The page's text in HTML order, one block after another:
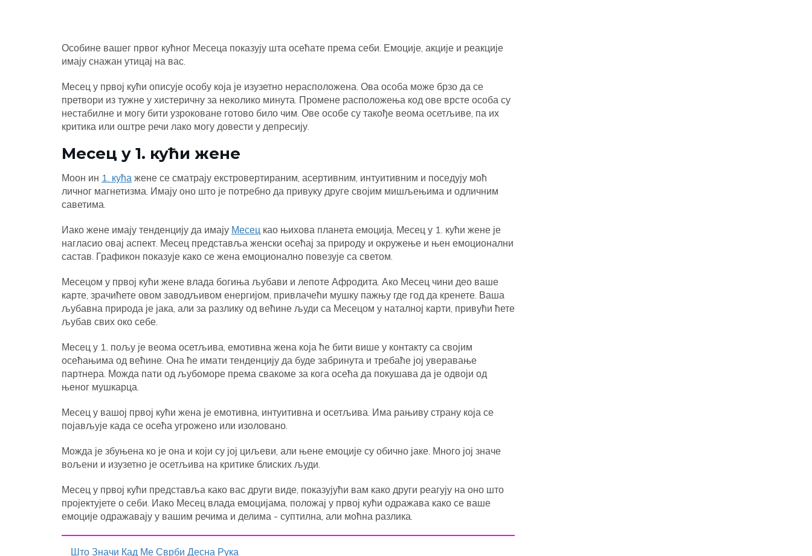
Особине вашег првог кућног Месеца показују шта осећате према себи. Емоције, акције и реакције
имају снажан утицај на вас.
Месец у првој кући описује особу која је изузетно нерасположена. Ова особа може брзо да се
претвори из тужне у хистеричну за неколико минута. Промене расположења код ове врсте особа су
нестабилне и могу бити узроковане готово било чим. Ове особе су такође веома осетљиве, па их
критика или оштре речи лако могу довести у депресију.
Месец у 1. кући жене
Моон ин 1. кућа жене се сматрају екстровертираним, асертивним, интуитивним и поседују моћ
личног магнетизма. Имају оно што је потребно да привуку друге својим мишљењима и одличним
саветима.
Иако жене имају тенденцију да имају Месец као њихова планета емоција, Месец у 1. кући жене је
нагласио овај аспект. Месец представља женски осећај за природу и окружење и њен емоционални
састав. Графикон показује како се жена емоционално повезује са светом.
Месецом у првој кући жене влада богиња љубави и лепоте Афродита. Ако Месец чини део ваше
карте, зрачићете овом заводљивом енергијом, привлачећи мушку пажњу где год да кренете. Ваша
љубавна природа је јака, али за разлику од већине људи са Месецом у наталној карти, привући ћете
љубав свих око себе.
Месец у 1. пољу је веома осетљива, емотивна жена која ће бити више у контакту са својим
осећањима од већине. Она ће имати тенденцију да буде забринута и требаће јој уверавање
партнера. Можда пати од љубоморе према свакоме за кога осећа да покушава да је одвоји од
њеног мушкарца.
Месец у вашој првој кући жена је емотивна, интуитивна и осетљива. Има рањиву страну која се
појављује када се осећа угрожено или изоловано.
Можда је збуњена ко је она и који су јој циљеви, али њене емоције су обично јаке. Много јој значе
вољени и изузетно је осетљива на критике блиских људи.
Месец у првој кући представља како вас други виде, показујући вам како други реагују на оно што
пројектујете о себи. Иако Месец влада емоцијама, положај у првој кући одражава како се ваше
емоције одражавају у вашим речима и делима - суптилна, али моћна разлика.
Што Значи Кад Ме Сврби Десна Рука